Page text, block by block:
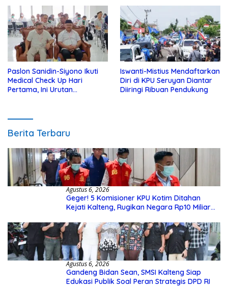
Paslon Sanidin-Siyono Ikuti
Medical Check Up Hari
Pertama, Ini Urutan
Iswanti-Mistius Mendaftarkan
Diri di KPU Seruyan Diantar
Diiringi Ribuan Pendukung
Berita Terbaru
Agustus 6, 2026
Geger! 5 Komisioner KPU Kotim Ditahan
Kejati Kalteng, Rugikan Negara Rp10 Miliar
Agustus 6, 2026
Gandeng Bidan Sean, SMSI Kalteng Siap
Edukasi Publik Soal Peran Strategis DPD RI